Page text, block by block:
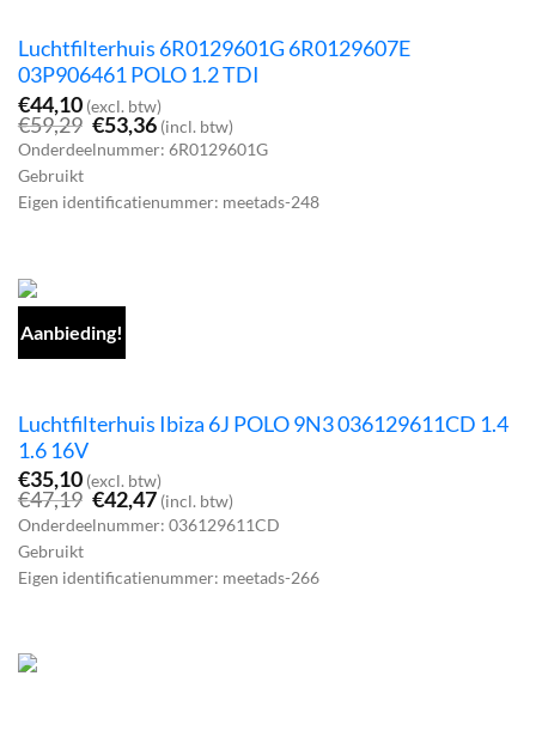
Luchtfilterhuis 6R0129601G 6R0129607E
03P906461 POLO 1.2 TDI
€44,10 (excl. btw)
€59,29 Oorspronkelijke
prijs
was:
€53,36Huidige
prijs
is:
(incl. btw)
Onderdeelnummer: 6R0129601G
Gebruikt
Eigen identificatienummer: meetads-248
Aanbieding!
Luchtfilterhuis Ibiza 6J POLO 9N3 036129611CD 1.4
1.6 16V
€35,10 (excl. btw)
€47,19 Oorspronkelijke
prijs
was:
€42,47Huidige
prijs
is:
(incl. btw)
Onderdeelnummer: 036129611CD
Gebruikt
Eigen identificatienummer: meetads-266